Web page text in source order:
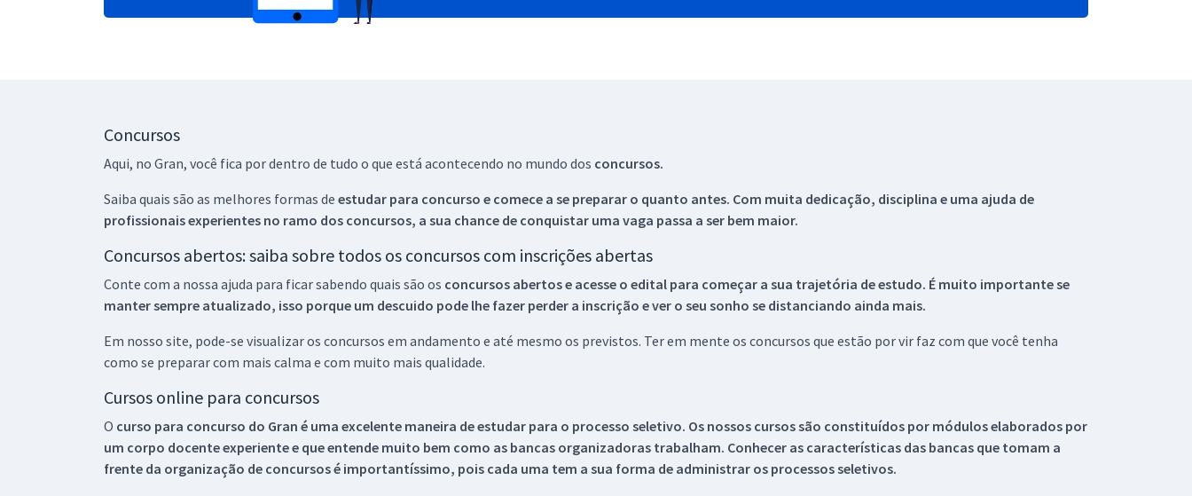
Concursos
Aqui, no Gran, você fica por dentro de tudo o que está acontecendo no mundo dos concursos.
Saiba quais são as melhores formas de estudar para concurso e comece a se preparar o quanto antes. Com muita dedicação, disciplina e uma ajuda de
profissionais experientes no ramo dos concursos, a sua chance de conquistar uma vaga passa a ser bem maior.
Concursos abertos: saiba sobre todos os concursos com inscrições abertas
Conte com a nossa ajuda para ficar sabendo quais são os concursos abertos e acesse o edital para começar a sua trajetória de estudo. É muito importante se
manter sempre atualizado, isso porque um descuido pode lhe fazer perder a inscrição e ver o seu sonho se distanciando ainda mais.
Em nosso site, pode-se visualizar os concursos em andamento e até mesmo os previstos. Ter em mente os concursos que estão por vir faz com que você tenha
como se preparar com mais calma e com muito mais qualidade.
Cursos online para concursos
O curso para concurso do Gran é uma excelente maneira de estudar para o processo seletivo. Os nossos cursos são constituídos por módulos elaborados por
um corpo docente experiente e que entende muito bem como as bancas organizadoras trabalham. Conhecer as características das bancas que tomam a
frente da organização de concursos é importantíssimo, pois cada uma tem a sua forma de administrar os processos seletivos.